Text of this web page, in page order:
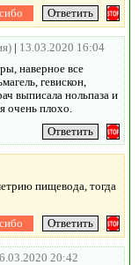
| 13.03.2020 16:04
наверное все
гевискон,
выписала нольпаза и
очень плохо.
пищевода, тогда
20:42